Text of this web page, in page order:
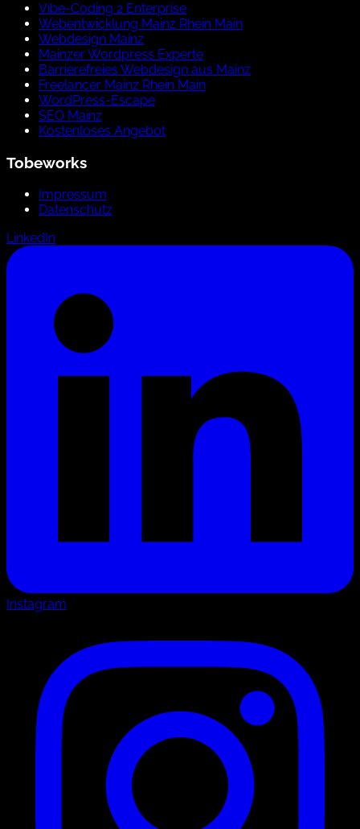
Vibe-Coding 2 Enterprise
Webentwicklung Mainz Rhein Main
Webdesign Mainz
Mainzer Wordpress Experte
Barrierefreies Webdesign aus Mainz
Freelancer Mainz Rhein Main
WordPress-Escape
SEO Mainz
Kostenloses Angebot
Tobeworks
Impressum
Datenschutz
LinkedIn
Instagram